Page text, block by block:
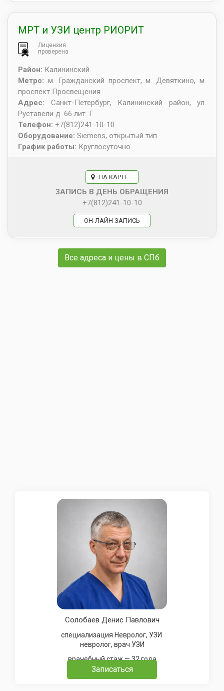
МРТ и УЗИ центр РИОРИТ
Лицензия
проверена
Район: Калининский
Метро: м. Гражданский проспект, м. Девяткино, м.
проспект Просвещения
Адрес: Санкт-Петербург,
Калининский район, ул.
Руставели д. 66 лит. Г
Телефон: +7(812)241-10-10
Оборудование: Siemens, открытый тип
График работы: Круглосуточно
НА КАРТЕ
ЗАПИСЬ В ДЕНЬ ОБРАЩЕНИЯ
+7(812)241-10-10
ОН-ЛАЙН ЗАПИСЬ
Все адреса и цены в СПб
Солобаев Денис Павлович
специализация Невролог, УЗИ
невролог, врач УЗИ
врачебный стаж — 32 года
Записаться